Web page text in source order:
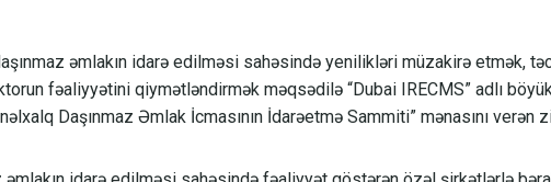
əmlakın idarə edilməsi sahəsində yenilikləri müzakirə etmək,
fəaliyyətini qiymətləndirmək məqsədilə “Dubai IRECMS” adlı
Daşınmaz Əmlak İcmasının İdarəetmə Sammiti” mənasını verən